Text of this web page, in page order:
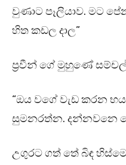
වුණාට පෑලියාව. මට
හිත කඩල දාල”
ප්‍රවීන් ගේ මුහුණේ
“ඔය වගේ වැඩ කරන
සුමනරත්න. දන්නවනෙ
උගුරට ගත් තේ බිඳ